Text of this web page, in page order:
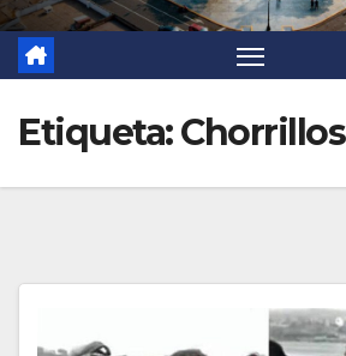
Etiqueta:Chorrillos